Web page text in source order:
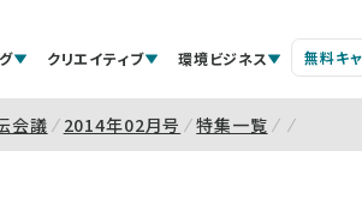
クリエイティブ 環境ビジネス 無料キ
会議 2014年02月号 特集一覧